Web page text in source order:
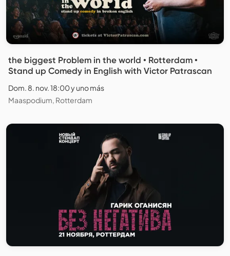
the biggest Problem in the world • Rotterdam •
Stand up Comedy in English with Victor Patrascan
Dom. 8. nov. 18:00 y uno más
Maaspodium, Rotterdam